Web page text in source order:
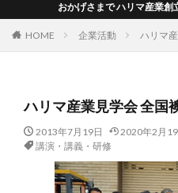
おかげさまで ハリマ産業創立50周
HOME 企業活動 ハリマ
ハリマ産業見学会 全国
2013年7月19日 2020年2月
講演・講義・研修
2018年_創刊号
2019_vol.7
2019_vol.8
2022_vol.16
2022_vol.19
2024_vol.22
パリ
ハリマの年表